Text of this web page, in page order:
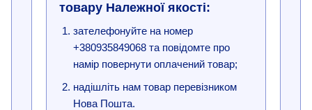
товару Належної якості:
зателефонуйте на номер
+380935849068 та повідомте про
намір повернути оплачений товар;
надішліть нам товар перевізником
Нова Пошта.